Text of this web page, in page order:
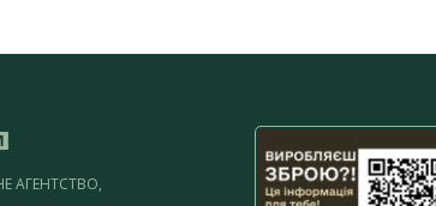
АГЕНТСТВО,